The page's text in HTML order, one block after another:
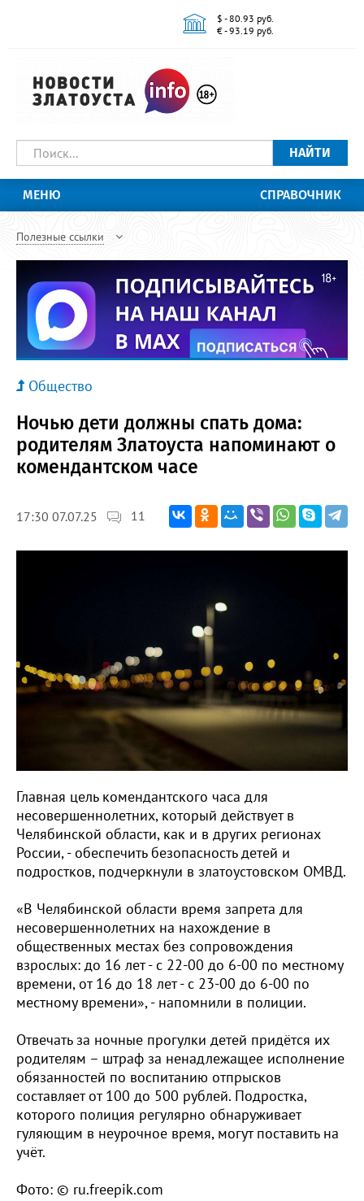
$ - 80.93 руб.
€ - 93.19 руб.
НАЙТИ
МЕНЮ СПРАВОЧНИК
Полезные ссылки
Общество
Ночью дети должны спать дома:
родителям Златоуста напоминают о
комендантском часе
17:30 07.07.25 11
Главная цель комендантского часа для
несовершеннолетних, который действует в
Челябинской области, как и в других регионах
России, - обеспечить безопасность детей и
подростков, подчеркнули в златоустовском ОМВД.
«В Челябинской области время запрета для
несовершеннолетних на нахождение в
общественных местах без сопровождения
взрослых: до 16 лет - с 22-00 до 6-00 по местному
времени, от 16 до 18 лет - с 23-00 до 6-00 по
местному времени», - напомнили в полиции.
Отвечать за ночные прогулки детей придётся их
родителям – штраф за ненадлежащее исполнение
обязанностей по воспитанию отпрысков
составляет от 100 до 500 рублей. Подростка,
которого полиция регулярно обнаруживает
гуляющим в неурочное время, могут поставить на
учёт.
Фото: © ru.freepik.com